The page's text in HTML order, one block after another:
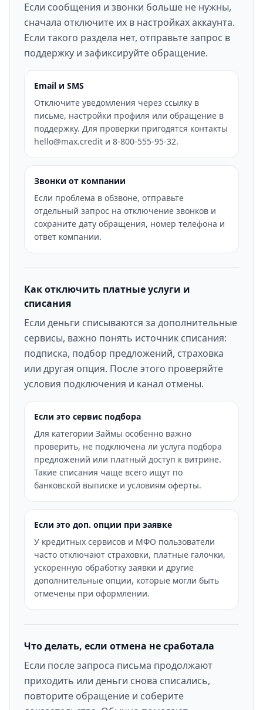
Если сообщения и звонки больше не нужны,
сначала отключите их в настройках аккаунта.
Если такого раздела нет, отправьте запрос в
поддержку и зафиксируйте обращение.
Email и SMS
Отключите уведомления через ссылку в
письме, настройки профиля или обращение в
поддержку. Для проверки пригодятся контакты
hello@max.credit и 8-800-555-95-32.
Звонки от компании
Если проблема в обзвоне, отправьте
отдельный запрос на отключение звонков и
сохраните дату обращения, номер телефона и
ответ компании.
Как отключить платные услуги и
списания
Если деньги списываются за дополнительные
сервисы, важно понять источник списания:
подписка, подбор предложений, страховка
или другая опция. После этого проверяйте
условия подключения и канал отмены.
Если это сервис подбора
Для категории Займы особенно важно
проверить, не подключена ли услуга подбора
предложений или платный доступ к витрине.
Такие списания чаще всего ищут по
банковской выписке и условиям оферты.
Если это доп. опции при заявке
У кредитных сервисов и МФО пользователи
часто отключают страховки, платные галочки,
ускоренную обработку заявки и другие
дополнительные опции, которые могли быть
отмечены при оформлении.
Что делать, если отмена не сработала
Если после запроса письма продолжают
приходить или деньги снова списались,
повторите обращение и соберите